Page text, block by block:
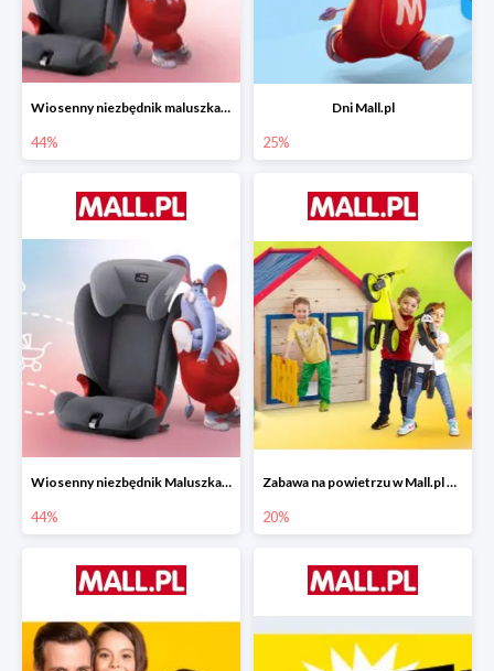
Wiosenny niezbędnik maluszka do -44% taniej
44%
Dni Mall.pl
25%
Wiosenny niezbędnik Maluszka w Mall.pl do -44%
44%
Zabawa na powietrzu w Mall.pl do -20%
20%